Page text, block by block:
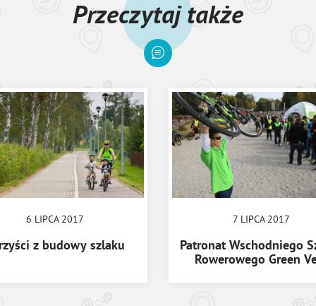
Przeczytaj także
6 LIPCA 2017
z budowy szlaku
7 LIPCA 2017
Patronat Wschodniego
Rowerowego Green